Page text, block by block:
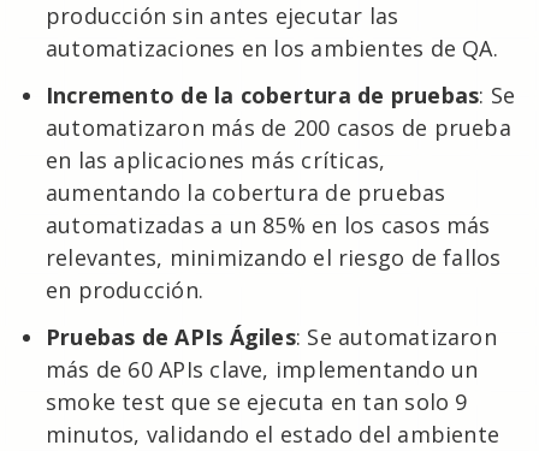
producción sin antes ejecutar las
automatizaciones en los ambientes de QA.
Incremento de la cobertura de pruebas: Se
automatizaron más de 200 casos de prueba
en las aplicaciones más críticas,
aumentando la cobertura de pruebas
automatizadas a un 85% en los casos más
relevantes, minimizando el riesgo de fallos
en producción.
Pruebas de APIs Ágiles: Se automatizaron
más de 60 APIs clave, implementando un
smoke test que se ejecuta en tan solo 9
minutos, validando el estado del ambiente